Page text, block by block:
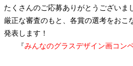
たくさんのご応募ありがとうございま
厳正な審査のもと、各賞の選考をおこ
発表します！
『みんなのグラスデザイン画コ